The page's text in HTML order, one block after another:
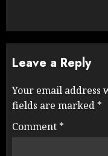
Leave a Reply
Your email address
fields are marked *
Comment *